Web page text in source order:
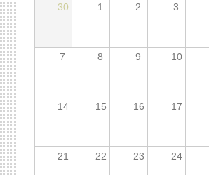
30
1 2 3
7 8 9 10
14 15 16 17
21 22 23 24